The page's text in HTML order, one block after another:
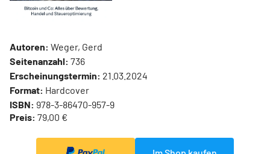
Autoren: Weger, Gerd
Seitenanzahl: 736
Erscheinungstermin: 21.03.2024
Format: Hardcover
ISBN: 978-3-86470-957-9
Preis: 79,00 €